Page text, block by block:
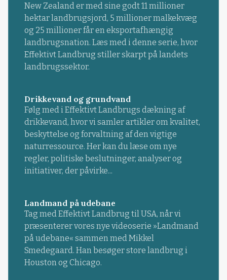
New Zealand er med sine godt 11 millioner
hektar landbrugsjord, 5 millioner malkekvæg
og 25 millioner får en eksportafhængig
landbrugsnation. Læs med i denne serie, hvor
Effektivt Landbrug stiller skarpt på landets
landbrugssektor.
Drikkevand og grundvand
Følg med i Effektivt Landbrugs dækning af
drikkevand, hvor vi samler artikler om kvalitet,
beskyttelse og forvaltning af den vigtige
naturressource. Her kan du læse om nye
regler, politiske beslutninger, analyser og
initiativer, der påvirke...
Landmand på udebane
Tag med Effektivt Landbrug til USA, når vi
præsenterer vores nye videoserie »Landmand
på udebane« sammen med Mikkel
Smedegaard. Han besøger store landbrug i
Houston og Chicago.